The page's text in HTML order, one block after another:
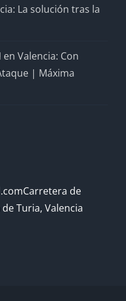
La solución tras la
Valencia: Con
| Máxima
de
Turia, Valencia